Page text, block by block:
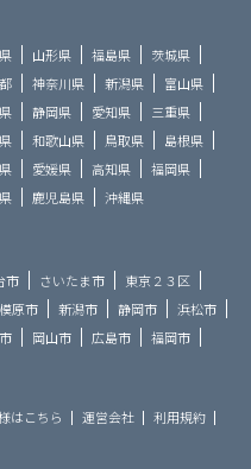
山形県 福島県
茨城県
神奈川県 新潟県
富山県
静岡県 愛知県
三重県
和歌山県 鳥取県
島根県
愛媛県 高知県
福岡県
鹿児島県 沖縄県
市 さいたま市
東京２３区
原市 新潟市 静岡市
浜松市
岡山市 広島市
福岡市
はこちら 運営会社
利用規約